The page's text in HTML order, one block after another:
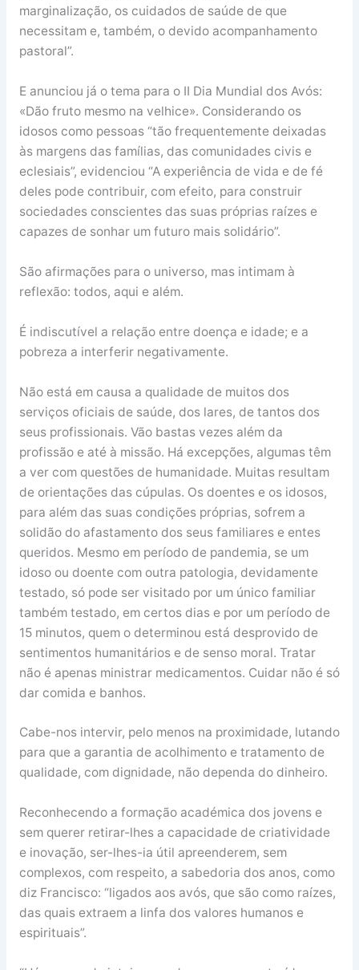
marginalização, os cuidados de saúde de que
necessitam e, também, o devido acompanhamento
pastoral”.
E anunciou já o tema para o II Dia Mundial dos Avós:
«Dão fruto mesmo na velhice». Considerando os
idosos como pessoas “tão frequentemente deixadas
às margens das famílias, das comunidades civis e
eclesiais”, evidenciou “A experiência de vida e de fé
deles pode contribuir, com efeito, para construir
sociedades conscientes das suas próprias raízes e
capazes de sonhar um futuro mais solidário”.
São afirmações para o universo, mas intimam à
reflexão: todos, aqui e além.
É indiscutível a relação entre doença e idade; e a
pobreza a interferir negativamente.
Não está em causa a qualidade de muitos dos
serviços oficiais de saúde, dos lares, de tantos dos
seus profissionais. Vão bastas vezes além da
profissão e até à missão. Há excepções, algumas têm
a ver com questões de humanidade. Muitas resultam
de orientações das cúpulas. Os doentes e os idosos,
para além das suas condições próprias, sofrem a
solidão do afastamento dos seus familiares e entes
queridos. Mesmo em período de pandemia, se um
idoso ou doente com outra patologia, devidamente
testado, só pode ser visitado por um único familiar
também testado, em certos dias e por um período de
15 minutos, quem o determinou está desprovido de
sentimentos humanitários e de senso moral. Tratar
não é apenas ministrar medicamentos. Cuidar não é só
dar comida e banhos.
Cabe-nos intervir, pelo menos na proximidade, lutando
para que a garantia de acolhimento e tratamento de
qualidade, com dignidade, não dependa do dinheiro.
Reconhecendo a formação académica dos jovens e
sem querer retirar-lhes a capacidade de criatividade
e inovação, ser-lhes-ia útil apreenderem, sem
complexos, com respeito, a sabedoria dos anos, como
diz Francisco: “ligados aos avós, que são como raízes,
das quais extraem a linfa dos valores humanos e
espirituais”.